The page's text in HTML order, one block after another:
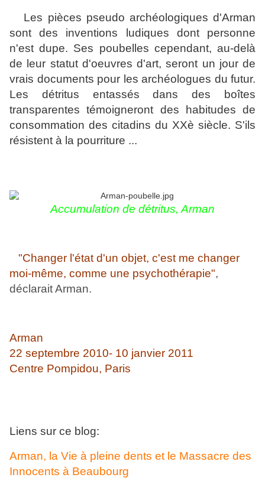
Les pièces pseudo archéologiques d'Arman
sont des inventions ludiques dont personne
n'est dupe. Ses poubelles cependant, au-delà
de leur statut d'oeuvres d'art, seront un jour de
vrais documents pour les archéologues du futur.
Les détritus entassés dans des boîtes
transparentes témoigneront des habitudes de
consommation des citadins du XXè siècle. S'ils
résistent à la pourriture ...
Accumulation de détritus, Arman
"Changer l'état d'un objet, c'est me changer
moi-même, comme une psychothérapie",
déclarait Arman.
Arman
22 septembre 2010- 10 janvier 2011
Centre Pompidou, Paris
Liens sur ce blog:
Arman, la Vie à pleine dents et le Massacre des
Innocents à Beaubourg